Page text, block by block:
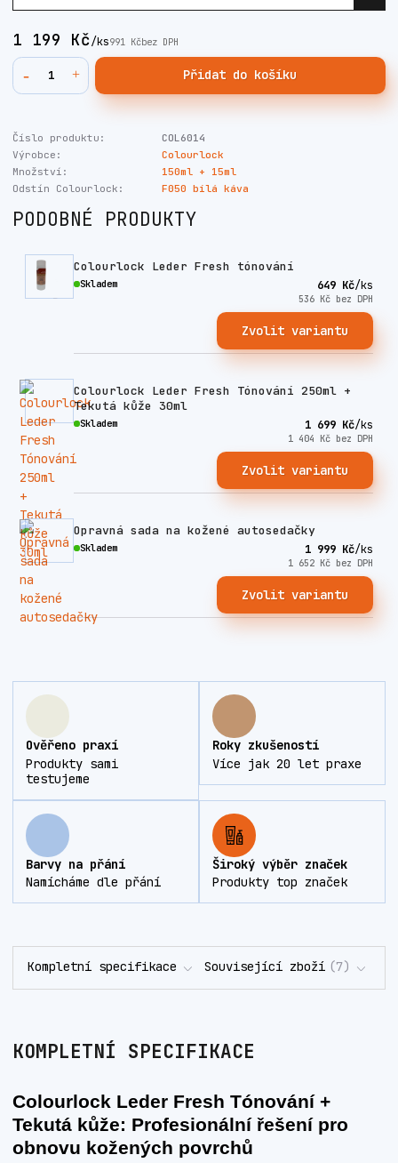
1 199 Kč/ks991 Kčbez DPH
Přidat do košíku
Číslo produktu:
COL6014
Výrobce:
Colourlock
Množství:
150ml + 15ml
Odstín Colourlock:
F050 bílá káva
PODOBNÉ PRODUKTY
Colourlock Leder Fresh tónování
649 Kč/ks
536 Kč bez DPH
Skladem
Zvolit variantu
Colourlock Leder Fresh Tónování 250ml +
Tekutá kůže 30ml
1 699 Kč/ks
1 404 Kč bez DPH
Skladem
Zvolit variantu
Opravná sada na kožené autosedačky
1 999 Kč/ks
1 652 Kč bez DPH
Skladem
Zvolit variantu
Ověřeno praxí
Produkty sami
testujeme
Roky zkušeností
Více jak 20 let praxe
Barvy na přání
Namícháme dle přání
Široký výběr značek
Produkty top značek
Kompletní specifikace Související zboží 7
KOMPLETNÍ SPECIFIKACE
Colourlock Leder Fresh Tónování +
Tekutá kůže: Profesionální řešení pro
obnovu kožených povrchů